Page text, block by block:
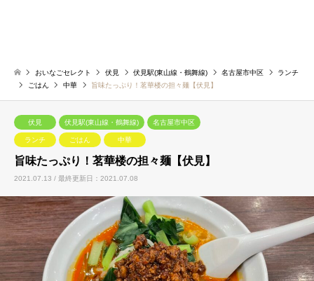
おいなごセレクト 伏見 伏見駅(東山線・鶴舞線) 名古屋市中区
ランチ
ごはん
中華 旨味たっぷり！茗華楼の担々麺【伏見】
伏見 伏見駅(東山線・鶴舞線) 名古屋市中区
ランチ ごはん 中華
旨味たっぷり！茗華楼の担々麺【伏見】
2021.07.13 / 最終更新日：2021.07.08